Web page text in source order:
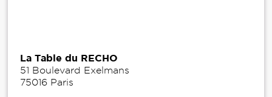
La Table du RECHO
51 Boulevard Exelmans
75016 Paris